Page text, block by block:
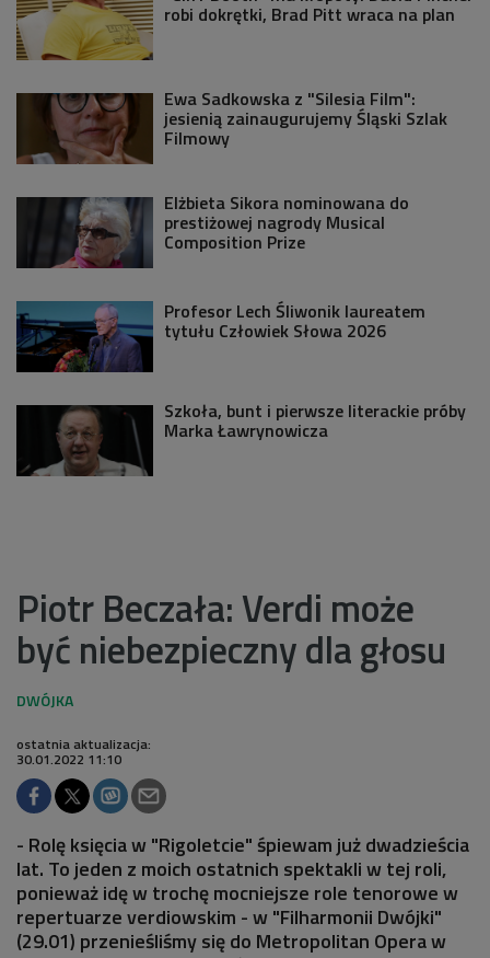
robi dokrętki, Brad Pitt wraca na plan
Ewa Sadkowska z "Silesia Film":
jesienią zainaugurujemy Śląski Szlak
Filmowy
Elżbieta Sikora nominowana do
prestiżowej nagrody Musical
Composition Prize
Profesor Lech Śliwonik laureatem
tytułu Człowiek Słowa 2026
Szkoła, bunt i pierwsze literackie próby
Marka Ławrynowicza
Piotr Beczała: Verdi może
być niebezpieczny dla głosu
ostatnia aktualizacja:
30.01.2022 11:10
- Rolę księcia w "Rigoletcie" śpiewam już dwadzieścia
lat. To jeden z moich ostatnich spektakli w tej roli,
ponieważ idę w trochę mocniejsze role tenorowe w
repertuarze verdiowskim - w "Filharmonii Dwójki"
(29.01) przenieśliśmy się do Metropolitan Opera w